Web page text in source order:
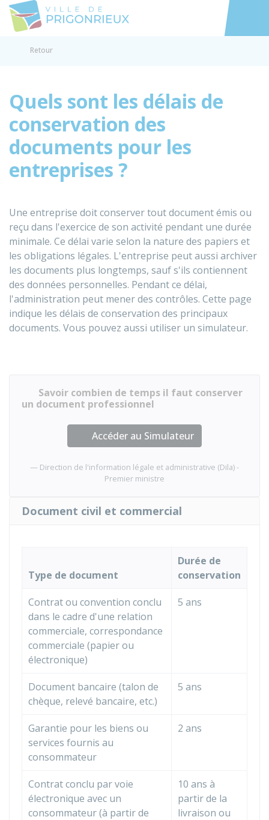
Accéder
Retour
Quels sont les délais de
conservation des
documents pour les
entreprises ?
Une entreprise doit conserver tout document émis ou
reçu dans l'exercice de son activité pendant une durée
minimale. Ce délai varie selon la nature des papiers et
les obligations légales. L'entreprise peut aussi archiver
les documents plus longtemps, sauf s'ils contiennent
des données personnelles. Pendant ce délai,
l'administration peut mener des contrôles. Cette page
indique les délais de conservation des principaux
documents. Vous pouvez aussi utiliser un simulateur.
Savoir combien de temps il faut conserver
un document professionnel
Accéder au Simulateur
Direction de l'information légale et administrative (Dila) -
Premier ministre
Document civil et commercial
Type de document
Durée de
conservation
Contrat ou convention conclu
dans le cadre d'une relation
commerciale, correspondance
commerciale (papier ou
électronique)
5 ans
Document bancaire (talon de
chèque, relevé bancaire, etc.)
5 ans
Garantie pour les biens ou
services fournis au
consommateur
2 ans
Contrat conclu par voie
électronique avec un
consommateur (à partir de
10 ans à
partir de la
livraison ou